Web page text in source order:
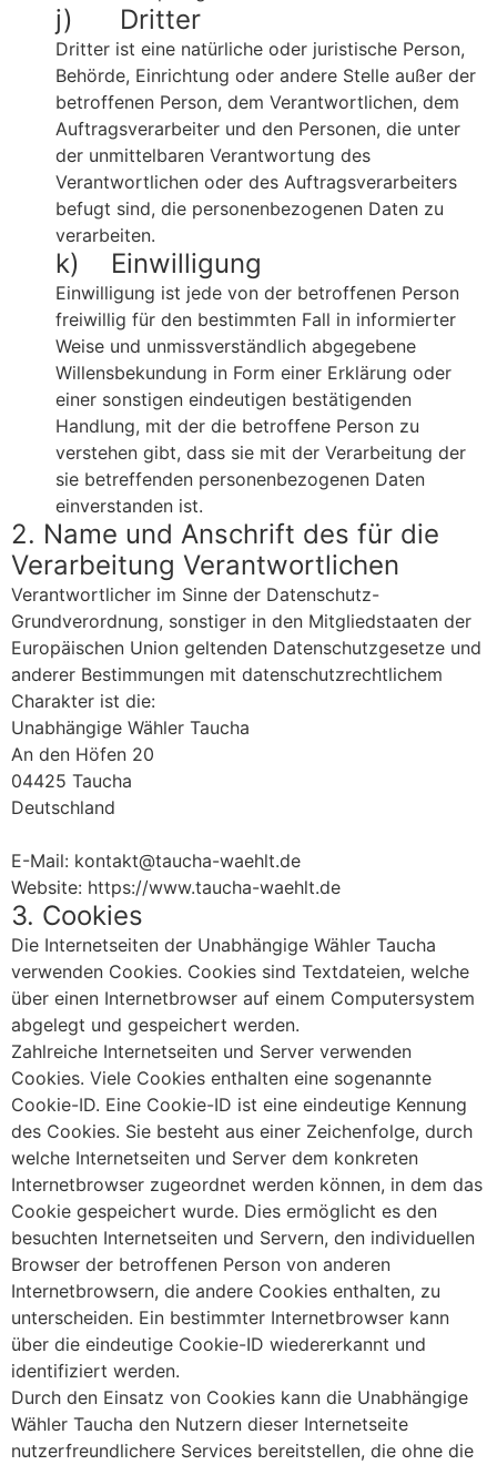
j) Dritter
Dritter ist eine natürliche oder juristische Person,
Behörde, Einrichtung oder andere Stelle außer der
betroffenen Person, dem Verantwortlichen, dem
Auftragsverarbeiter und den Personen, die unter
der unmittelbaren Verantwortung des
Verantwortlichen oder des Auftragsverarbeiters
befugt sind, die personenbezogenen Daten zu
verarbeiten.
k) Einwilligung
Einwilligung ist jede von der betroffenen Person
freiwillig für den bestimmten Fall in informierter
Weise und unmissverständlich abgegebene
Willensbekundung in Form einer Erklärung oder
einer sonstigen eindeutigen bestätigenden
Handlung, mit der die betroffene Person zu
verstehen gibt, dass sie mit der Verarbeitung der
sie betreffenden personenbezogenen Daten
einverstanden ist.
2. Name und Anschrift des für die
Verarbeitung Verantwortlichen
Verantwortlicher im Sinne der Datenschutz-
Grundverordnung, sonstiger in den Mitgliedstaaten der
Europäischen Union geltenden Datenschutzgesetze und
anderer Bestimmungen mit datenschutzrechtlichem
Charakter ist die:
Unabhängige Wähler Taucha
An den Höfen 20
04425 Taucha
Deutschland
E-Mail: kontakt@taucha-waehlt.de
Website: https://www.taucha-waehlt.de
3. Cookies
Die Internetseiten der Unabhängige Wähler Taucha
verwenden Cookies. Cookies sind Textdateien, welche
über einen Internetbrowser auf einem Computersystem
abgelegt und gespeichert werden.
Zahlreiche Internetseiten und Server verwenden
Cookies. Viele Cookies enthalten eine sogenannte
Cookie-ID. Eine Cookie-ID ist eine eindeutige Kennung
des Cookies. Sie besteht aus einer Zeichenfolge, durch
welche Internetseiten und Server dem konkreten
Internetbrowser zugeordnet werden können, in dem das
Cookie gespeichert wurde. Dies ermöglicht es den
besuchten Internetseiten und Servern, den individuellen
Browser der betroffenen Person von anderen
Internetbrowsern, die andere Cookies enthalten, zu
unterscheiden. Ein bestimmter Internetbrowser kann
über die eindeutige Cookie-ID wiedererkannt und
identifiziert werden.
Durch den Einsatz von Cookies kann die Unabhängige
Wähler Taucha den Nutzern dieser Internetseite
nutzerfreundlichere Services bereitstellen, die ohne die